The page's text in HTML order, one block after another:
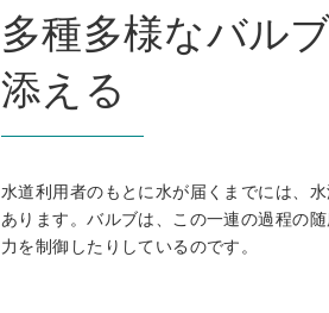
多種多様なバル
添える
水道利用者のもとに水が届くまでには、
あります。バルブは、この一連の過程の
力を制御したりしているのです。